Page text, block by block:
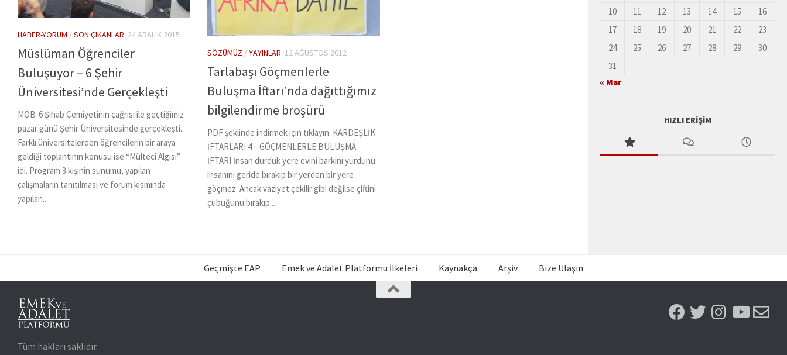
HABER-YORUM /SON ÇIKANLAR 24 ARALIK 2015
Müslüman Öğrenciler
Buluşuyor – 6 Şehir
Üniversitesi’nde Gerçekleşti
MÖB-6 Şihab Cemiyetinin çağrısı ile geçtiğimiz
pazar günü Şehir Üniversitesinde gerçekleşti.
Farklı üniversitelerden öğrencilerin bir araya
geldiği toplantının konusu ise “Mülteci Algısı”
idi. Program 3 kişinin sunumu, yapılan
çalışmaların tanıtılması ve forum kısmında
yapılan...
SÖZÜMÜZ /YAYINLAR 12 AĞUSTOS 2012
Tarlabaşı Göçmenlerle
Buluşma İftarı’nda dağıttığımız
bilgilendirme broşürü
PDF şeklinde indirmek için tıklayın. KARDEŞLİK
İFTARLARI 4 – GÖÇMENLERLE BULUŞMA
İFTARI İnsan durduk yere evini barkını yurdunu
insanını geride bırakıp bir yerden bir yere
göçmez. Ancak vaziyet çekilir gibi değilse çiftini
çubuğunu bırakıp...
10
11 12 13 14 15
16
17
18 19 20 21 22
23
24
25 26 27 28 29
30
31
« Mar
HIZLI ERIŞIM
Geçmişte EAP Emek ve Adalet Platformu İlkeleri Kaynakça Arşiv Bize Ulaşın
Tüm hakları saklıdır.